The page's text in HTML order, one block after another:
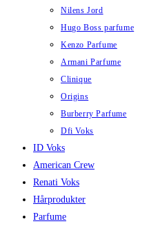
Nilens Jord
Hugo Boss parfume
Kenzo Parfume
Armani Parfume
Clinique
Origins
Burberry Parfume
Dfi Voks
ID Voks
American Crew
Renati Voks
Hårprodukter
Parfume